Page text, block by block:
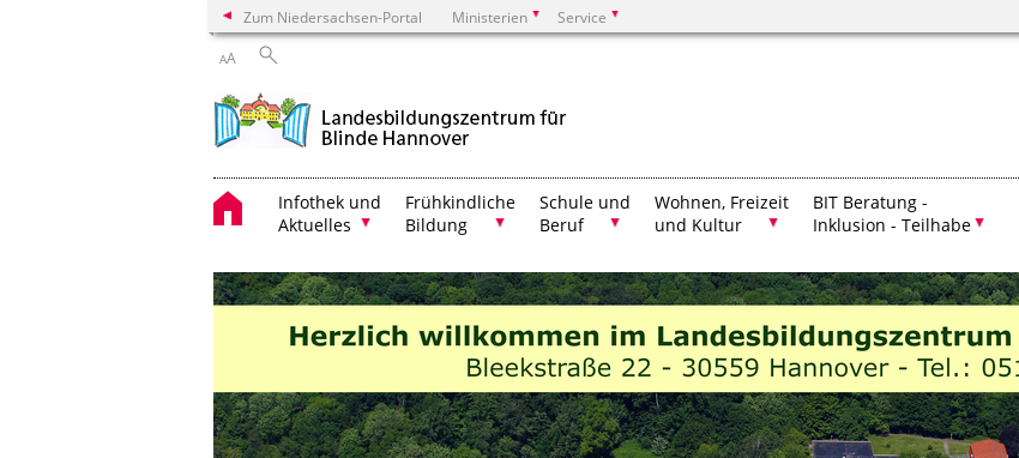
Zum Niedersachsen-Portal Ministerien Service
AA
Infothek und
Aktuelles
Frühkindliche
Bildung
Schule und
Beruf
Wohnen, Freizeit
und Kultur
BIT Beratung -
Inklusion - Teilhabe